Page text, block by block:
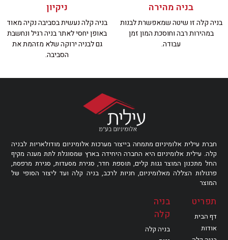
בניה מהירה
בניה קלה זו שיטה שמאפשרת לבנות
במהירות רבה וחוסכת המון זמן
עבודה.
ניקיון
בניה קלה נעשית בסביבה נקיה מאוד
באופן יחסי לאתר בניה רגיל ונחשבת
גם לבניה ירוקה שלא מזהמת את
הסביבה.
חברת עילית אלומיניום מתמחה בייצור מערכות אלומיניום מודולאריות לבניה
קלה. עילית אלומיניום היא החברה היחידה בארץ שמסוגלת לתת מענה מקיף
החל מתכנון המוצר גגות קלים, תוספת חדר, סגירת מסעדות, סגירת מרפסת,
פרגולות הצללה מאלומיניום, חניות לרכב, בניה קלה ועד ליצור הסופי של
המוצר
תפריט
דף הבית
אודות
בניה
קלה
בניה קלה